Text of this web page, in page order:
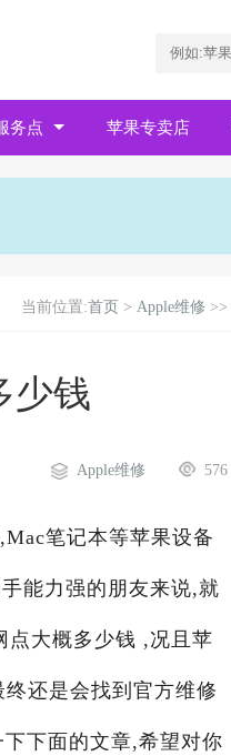
务点 苹果专卖店
当前位置:首页 > Apple维修 >>
少钱
576
Apple维修
笔记本等苹果设备
能力强的朋友来说,就
点大概多少钱 ,况且苹
还是会找到官方维修
下面的文章,希望对你